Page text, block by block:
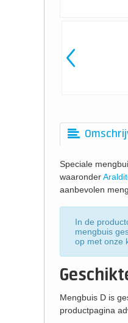
Speciale
waaronder
aanbevolen
In de
mengbuis
op met onze
Mengbuis D is
productpagina